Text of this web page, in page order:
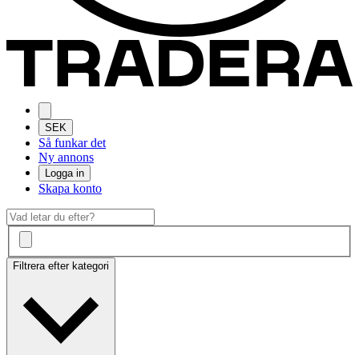
SEK
Så funkar det
Ny annons
Logga in
Skapa konto
Filtrera efter kategori